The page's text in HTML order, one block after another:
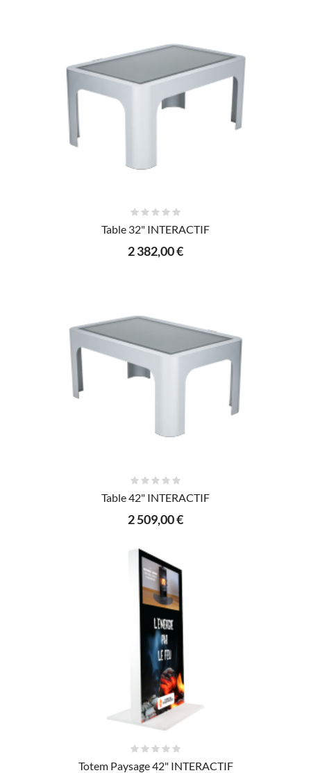
AJOUTER AU PANIER
Table 32" INTERACTIF
2 382,00 €
AJOUTER AU PANIER
Table 42" INTERACTIF
2 509,00 €
AJOUTER AU PANIER
Totem Paysage 42" INTERACTIF